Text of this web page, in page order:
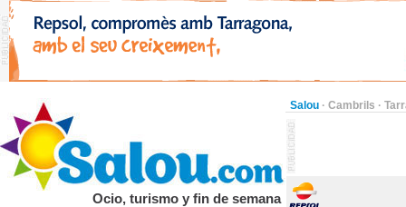
Salou · Cambrils ·
Ocio, turismo y fin de semana